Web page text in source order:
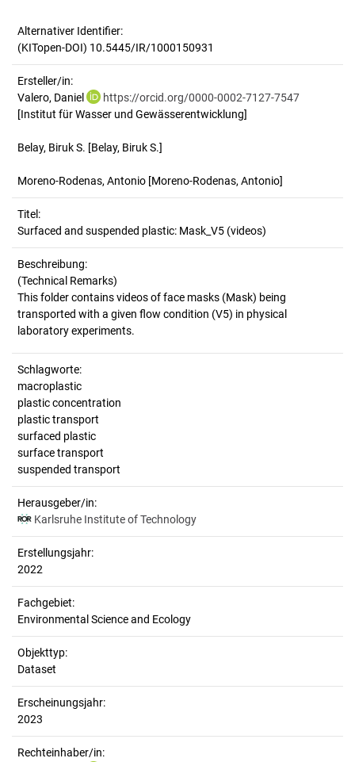
Alternativer Identifier:
(KITopen-DOI) 10.5445/IR/1000150931
Ersteller/in:
Valero, Daniel
https://orcid.org/0000-0002-7127-7547
[Institut für Wasser und Gewässerentwicklung]
Belay, Biruk S. [Belay, Biruk S.]
Moreno-Rodenas, Antonio [Moreno-Rodenas, Antonio]
Titel:
Surfaced and suspended plastic: Mask_V5 (videos)
Beschreibung:
(Technical Remarks)
This folder contains videos of face masks (Mask) being
transported with a given flow condition (V5) in physical
Schlagworte:
macroplastic
plastic concentration
plastic transport
surfaced plastic
surface transport
suspended transport
Herausgeber/in:
Karlsruhe Institute of Technology
Erstellungsjahr:
2022
Fachgebiet:
Environmental Science and Ecology
Objekttyp:
Dataset
Erscheinungsjahr:
2023
Rechteinhaber/in: